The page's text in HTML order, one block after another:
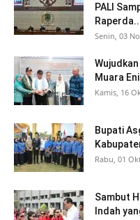
PALI
Senin, 03
Muara
Kamis, 16
Bupati
Rabu, 01
Sambut
Indah